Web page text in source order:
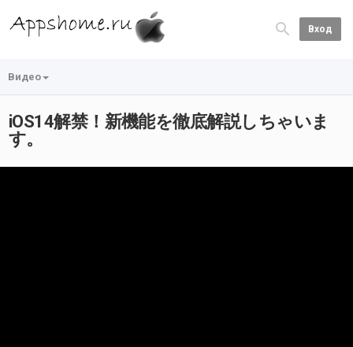
Вход
Видео
iOS14解禁！新機能を徹底解説しちゃいま
す。